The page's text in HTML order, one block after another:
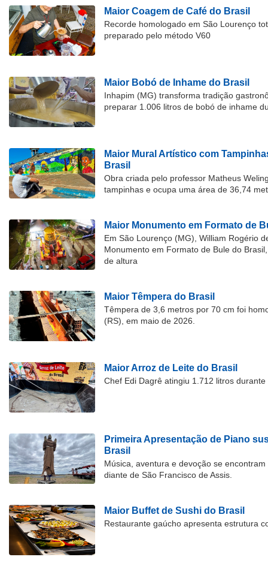
Maior Coagem de Café do Brasil
Recorde homologado em São Lourenço
preparado pelo método V60
Maior Bobó de Inhame do Brasil
Inhapim (MG) transforma tradição
preparar 1.006 litros de bobó de inhame
Maior Mural Artístico com
Brasil
Obra criada pelo professor Matheus
tampinhas e ocupa uma área de 36,74
Maior Monumento em Formato de
Em São Lourenço (MG), William Rogério
Monumento em Formato de Bule do
de altura
Maior Têmpera do Brasil
Têmpera de 3,6 metros por 70 cm foi
(RS), em maio de 2026.
Maior Arroz de Leite do Brasil
Chef Edi Dagrê atingiu 1.712 litros
Primeira Apresentação de Piano
Brasil
Música, aventura e devoção se
diante de São Francisco de Assis.
Maior Buffet de Sushi do Brasil
Restaurante gaúcho apresenta estrutura